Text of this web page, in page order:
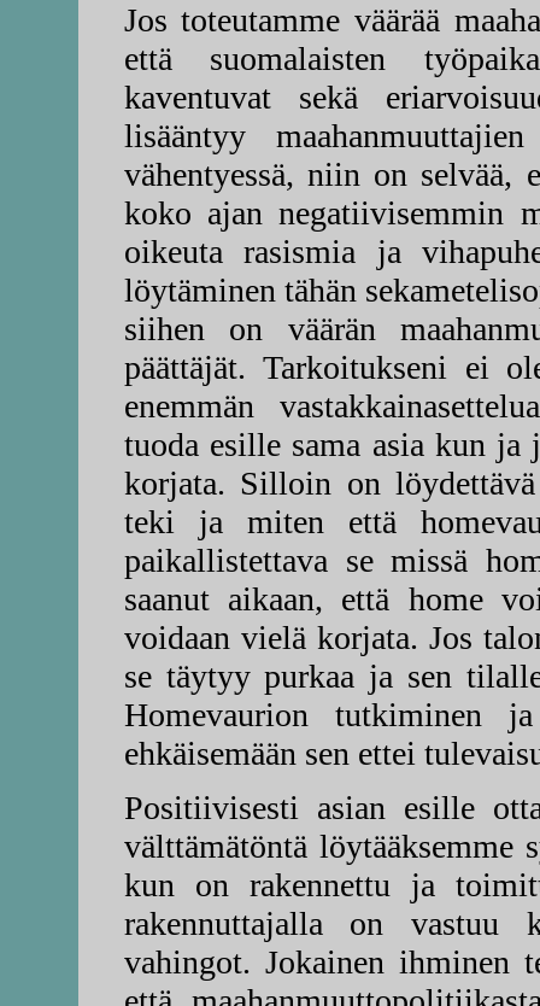
Jos toteutamme väärää
että suomalaisten
kaventuvat sekä
lisääntyy
vähentyessä, niin on selvää,
koko ajan negatiivisemmin
oikeuta rasismia ja
löytäminen tähän
siihen on väärän
päättäjät. Tarkoitukseni ei
enemmän
tuoda esille sama asia kun ja
korjata. Silloin on
teki ja miten että
paikallistettava se missä
saanut aikaan, että home
voidaan vielä korjata. Jos
se täytyy purkaa ja sen
Homevaurion tutkiminen
ehkäisemään sen ettei
Positiivisesti asian esille
välttämätöntä
kun on rakennettu ja
rakennuttajalla on vastuu
vahingot. Jokainen ihminen